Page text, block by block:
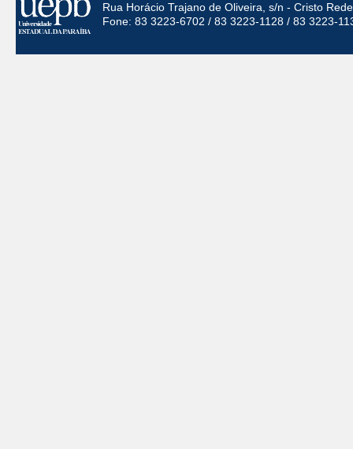
Rua Horácio Trajano de Oliveira, s/n - Cristo
Fone: 83 3223-6702 / 83 3223-1128 / 83 3223-